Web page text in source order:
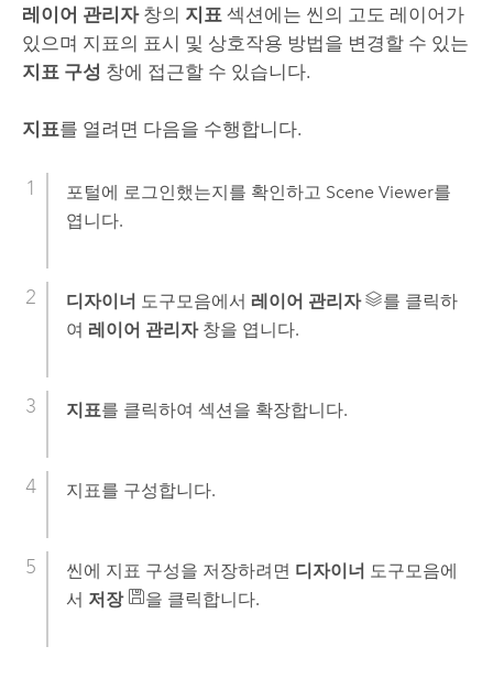
레이어 관리자창의 지표섹션에는 씬의 고도 레이어가
있으며 지표의 표시 및 상호작용 방법을 변경할 수 있는
지표 구성 창에 접근할 수 있습니다.
지표를 열려면 다음을 수행합니다.
포털에 로그인했는지를 확인하고 Scene Viewer를
엽니다.
디자이너 도구모음에서 레이어 관리자
를 클릭하
여 레이어 관리자창을 엽니다.
지표를 클릭하여 섹션을 확장합니다.
지표를 구성합니다.
씬에 지표 구성을 저장하려면 디자이너 도구모음에
서 저장 을 클릭합니다.